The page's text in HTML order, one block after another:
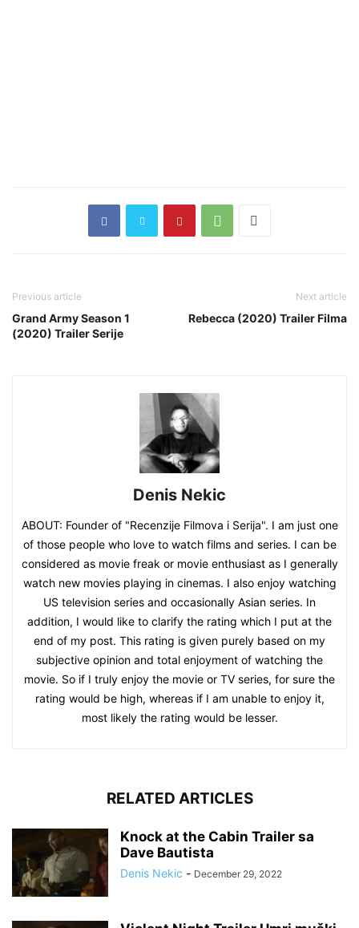
Previous article
Grand Army Season 1
(2020) Trailer Serije
Next article
Rebecca (2020) Trailer Filma
Denis Nekic
ABOUT: Founder of "Recenzije Filmova i Serija". I am just one
of those people who love to watch films and series. I can be
considered as movie freak or movie enthusiast as I generally
watch new movies playing in cinemas. I also enjoy watching
US television series and occasionally Asian series. In
addition, I would like to clarify the rating which I put at the
end of my post. This rating is given purely based on my
subjective opinion and total enjoyment of watching the
movie. So if I truly enjoy the movie or TV series, for sure the
rating would be high, whereas if I am unable to enjoy it,
most likely the rating would be lesser.
RELATED ARTICLES
Knock at the Cabin Trailer sa
Dave Bautista
Denis Nekic - December 29, 2022